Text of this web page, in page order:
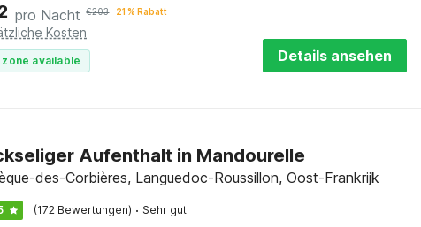
pro Nacht €203 21 % Rabatt
Kosten
zone available Details ansehen
Aufenthalt in Mandourelle
des-Corbières, Languedoc-Roussillon, Oost-Frankrijk
(172 Bewertungen) · Sehr gut